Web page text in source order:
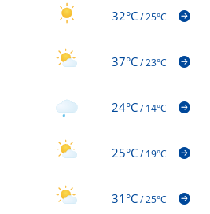
32°C/25°C
37°C/23°C
24°C/14°C
25°C/19°C
31°C/25°C